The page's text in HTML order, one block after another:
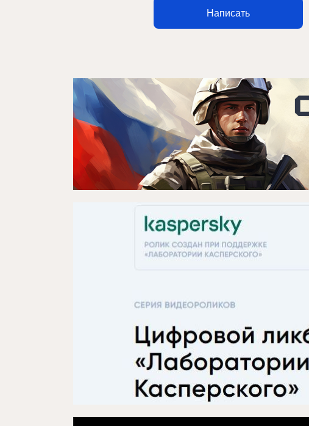
Яңалыклар
Репертуар
Проектлар
Медиа
Элемтә
Написать